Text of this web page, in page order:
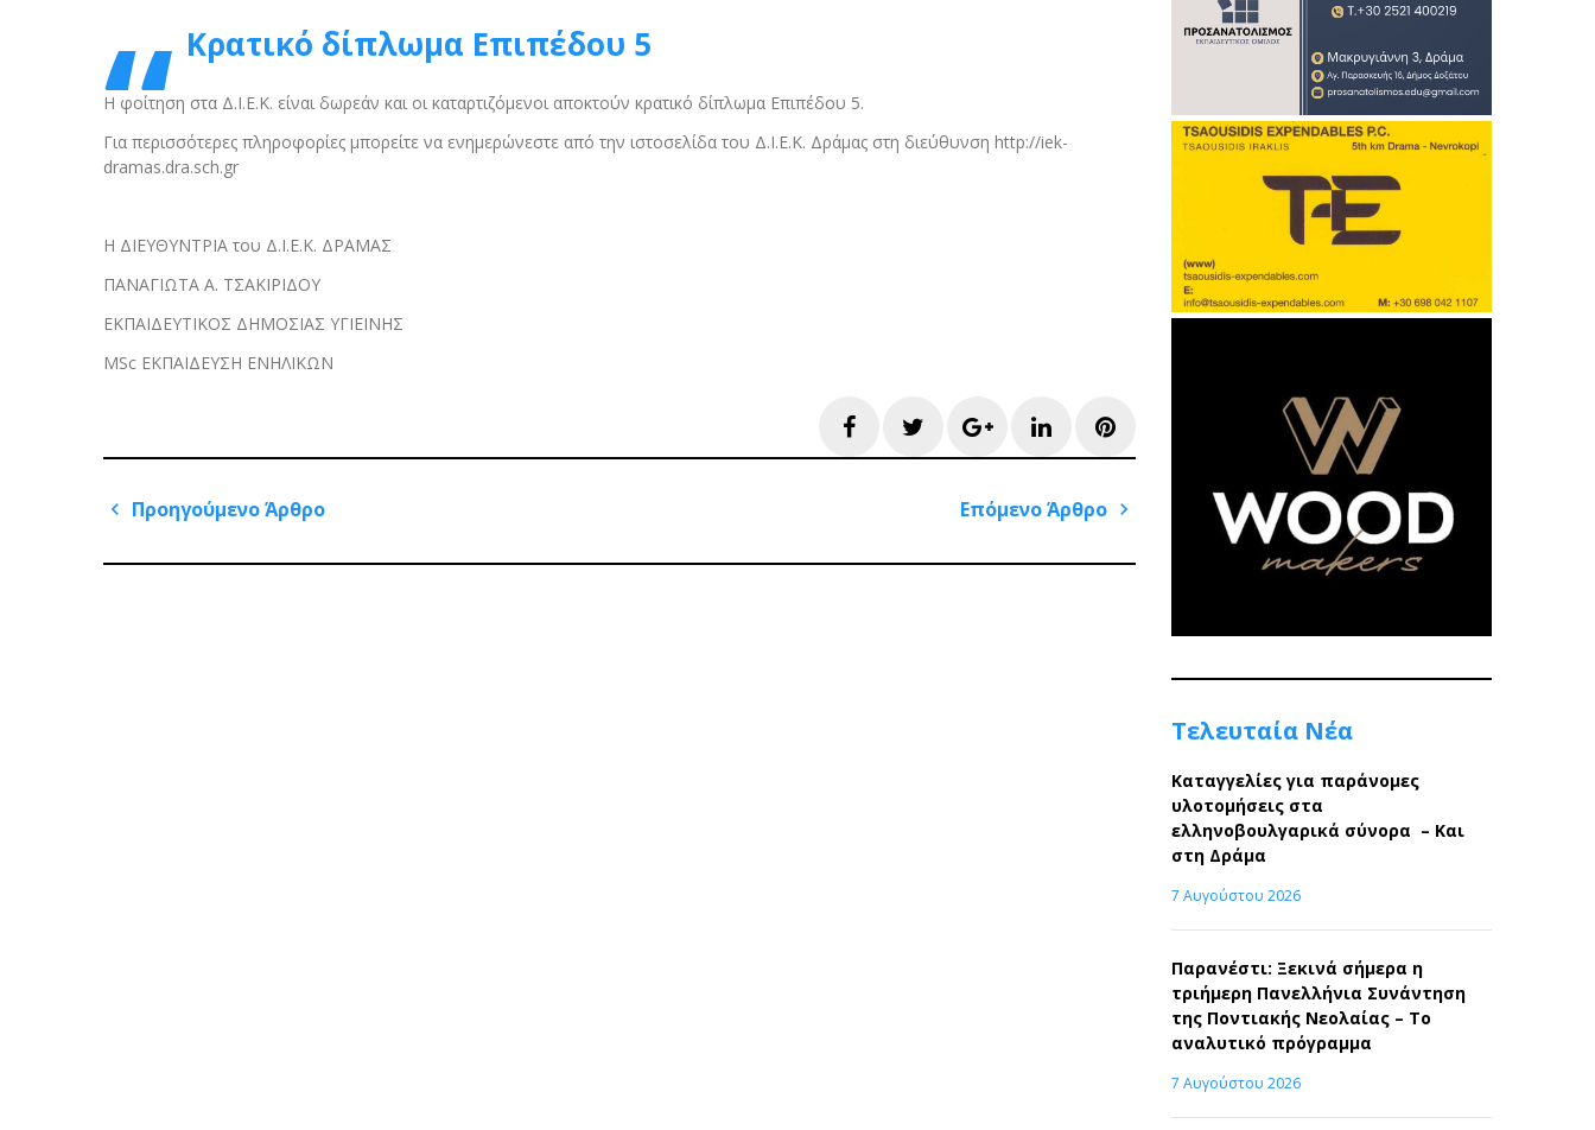
Κρατικό δίπλωμα Επιπέδου 5
Η φοίτηση στα Δ.Ι.Ε.Κ. είναι δωρεάν και οι καταρτιζόμενοι αποκτούν κρατικό δίπλωμα Επιπέδου 5.
Για περισσότερες πληροφορίες μπορείτε να ενημερώνεστε από την ιστοσελίδα του Δ.Ι.Ε.Κ. Δράμας στη διεύθυνση http://iek-
dramas.dra.sch.gr
Η ΔΙΕΥΘΥΝΤΡΙΑ του Δ.Ι.Ε.Κ. ΔΡΑΜΑΣ
ΠΑΝΑΓΙΩΤΑ Α. ΤΣΑΚΙΡΙΔΟΥ
ΕΚΠΑΙΔΕΥΤΙΚΟΣ ΔΗΜΟΣΙΑΣ ΥΓΙΕΙΝΗΣ
MSc ΕΚΠΑΙΔΕΥΣΗ ΕΝΗΛΙΚΩΝ
FacebookTwitterGoogle+LinkedInPinterest
Πλοήγηση
άρθρων
Προηγούμενο Άρθρο
Επόμενο Άρθρο
Τελευταία Νέα
Καταγγελίες για παράνομες
υλοτομήσεις στα
ελληνοβουλγαρικά σύνορα – Και
στη Δράμα
7 Αυγούστου 2026
Παρανέστι: Ξεκινά σήμερα η
τριήμερη Πανελλήνια Συνάντηση
της Ποντιακής Νεολαίας – Το
αναλυτικό πρόγραμμα
7 Αυγούστου 2026